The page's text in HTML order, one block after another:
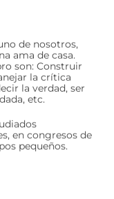
de nosotros,
ama de casa.
son: Construir
la crítica
la verdad, ser
etc.
en congresos de
pequeños.